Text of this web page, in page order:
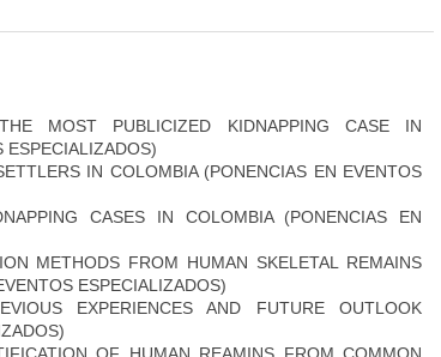
MOST PUBLICIZED KIDNAPPING CASE IN
ESPECIALIZADOS)
IN COLOMBIA (PONENCIAS EN EVENTOS
CASES IN COLOMBIA (PONENCIAS EN
METHODS FROM HUMAN SKELETAL REMAINS
ESPECIALIZADOS)
EXPERIENCES AND FUTURE OUTLOOK